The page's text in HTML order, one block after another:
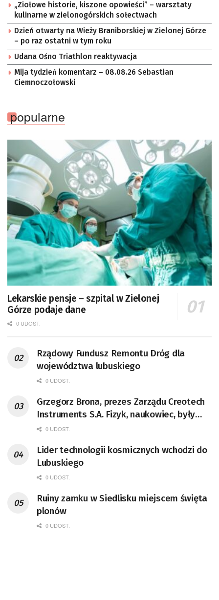
„Ziołowe historie, kiszone opowieści” – warsztaty
kulinarne w zielonogórskich sołectwach
Dzień otwarty na Wieży Braniborskiej w Zielonej Górze
– po raz ostatni w tym roku
Udana Ośno Triathlon reaktywacja
Mija tydzień komentarz – 08.08.26 Sebastian
Ciemnoczołowski
popularne
Lekarskie pensje – szpital w Zielonej
Górze podaje dane
0 UDOST.
Rządowy Fundusz Remontu Dróg dla
województwa lubuskiego
0 UDOST.
Grzegorz Brona, prezes Zarządu Creotech
Instruments S.A. Fizyk, naukowiec, były
pracownik CERN w Genewie,
doktor habilitowany nauk fizycznych,
koordynator Rady Sektorowej ds.
Kompetencji Przemysłu Lotniczo-
Badań Kosmicznych i Satelitarnych PAN.
0 UDOST.
Lider technologii kosmicznych wchodzi do
Lubuskiego
0 UDOST.
Ruiny zamku w Siedlisku miejscem święta
plonów
0 UDOST.